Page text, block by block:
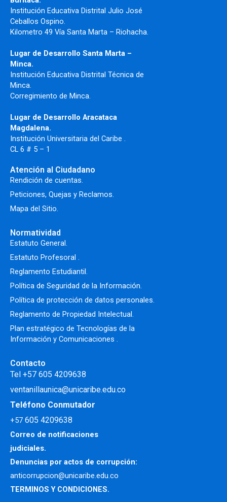
Institución Educativa Distrital Julio José
Ceballos Ospino.
Kilometro 49 Vía Santa Marta – Riohacha.
Lugar de Desarrollo Santa Marta –
Minca.
Institución Educativa Distrital Técnica de
Minca.
Corregimiento de Minca.
Lugar de Desarrollo Aracataca
Magdalena.
Institución Universitaria del Caribe .
CL 6 # 5 – 1
Atención al Ciudadano
Rendición de cuentas.
Peticiones, Quejas y Reclamos.
Mapa del Sitio.
Normatividad
Estatuto General.
Estatuto Profesoral .
Reglamento Estudiantil.
Política de Seguridad de la Información.
Política de protección de datos personales.
Reglamento de Propiedad Intelectual.
Plan estratégico de Tecnologías de la
Información y Comunicaciones .
Contacto
Tel +57 605 4209638
ventanillaunica@unicaribe.edu.co
Teléfono Conmutador
+57 605 4209638
Correo de notificaciones
judiciales.
Denuncias por actos de corrupción:
anticorrupcion@unicaribe.edu.co
TERMINOS Y CONDICIONES.